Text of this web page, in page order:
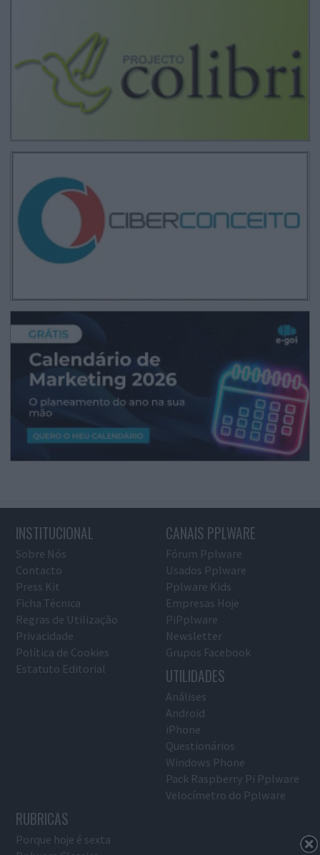
INSTITUCIONAL
Sobre Nós
Contacto
Press Kit
Ficha Técnica
Regras de Utilização
Privacidade
Política de Cookies
Estatuto Editorial
CANAIS PPLWARE
Fórum Pplware
Usados Pplware
Pplware Kids
Empresas Hoje
PiPplware
Newsletter
Grupos Facebook
UTILIDADES
Análises
Android
iPhone
Questionários
Windows Phone
Pack Raspberry Pi Pplware
Velocímetro do Pplware
RUBRICAS
Porque hoje é sexta